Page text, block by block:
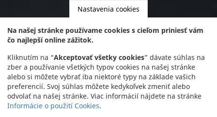
Nastavenia cookies
Na našej stránke používame cookies s cieľom priniesť vám
čo najlepší online zážitok.
Kliknutím na “Akceptovať všetky cookies” dávate súhlas na
zber a používanie všetkých typov cookies na našej stránke
alebo si môžete vybrať iba niektoré typy na základe vašich
preferencií. Svoj súhlas môžete kedykoľvek zmeniť alebo
odvolať na našej stránke. Viac informácií nájdete na stránke
Informácie o použití Cookies.